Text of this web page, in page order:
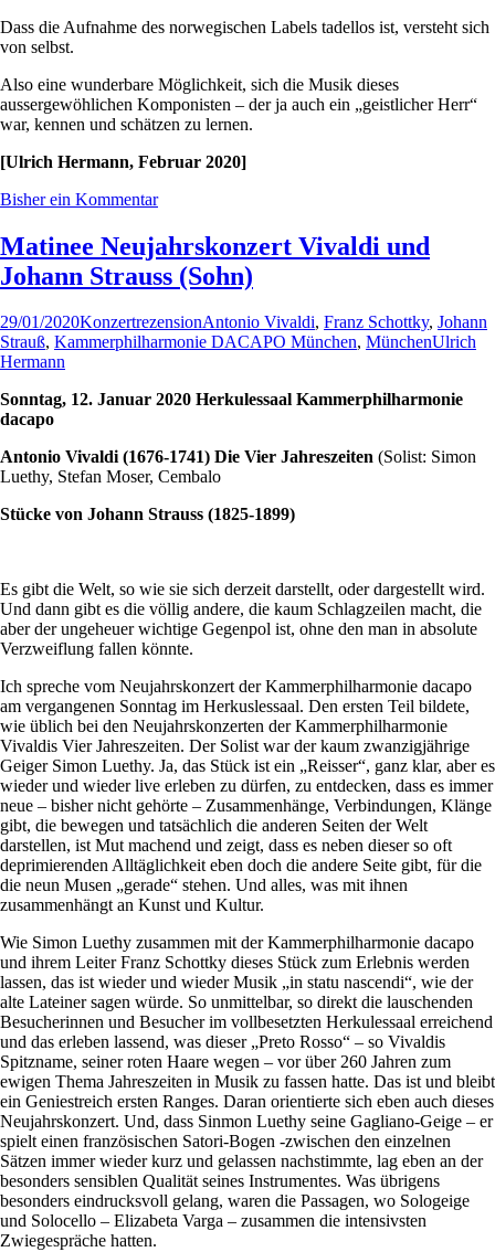
Dass die Aufnahme des norwegischen Labels tadellos ist, versteht sich
von selbst.
Also eine wunderbare Möglichkeit, sich die Musik dieses
aussergewöhlichen Komponisten – der ja auch ein „geistlicher Herr“
war, kennen und schätzen zu lernen.
[Ulrich Hermann, Februar 2020]
Bisher ein Kommentar
Matinee Neujahrskonzert Vivaldi und
Johann Strauss (Sohn)
29/01/2020KonzertrezensionAntonio Vivaldi, Franz Schottky, Johann
Strauß, Kammerphilharmonie DACAPO München, MünchenUlrich
Hermann
Sonntag, 12. Januar 2020 Herkulessaal Kammerphilharmonie
dacapo
Antonio Vivaldi (1676-1741) Die Vier Jahreszeiten (Solist: Simon
Luethy, Stefan Moser, Cembalo
Stücke von Johann Strauss (1825-1899)
Es gibt die Welt, so wie sie sich derzeit darstellt, oder dargestellt wird.
Und dann gibt es die völlig andere, die kaum Schlagzeilen macht, die
aber der ungeheuer wichtige Gegenpol ist, ohne den man in absolute
Verzweiflung fallen könnte.
Ich spreche vom Neujahrskonzert der Kammerphilharmonie dacapo
am vergangenen Sonntag im Herkuslessaal. Den ersten Teil bildete,
wie üblich bei den Neujahrskonzerten der Kammerphilharmonie
Vivaldis Vier Jahreszeiten. Der Solist war der kaum zwanzigjährige
Geiger Simon Luethy. Ja, das Stück ist ein „Reisser“, ganz klar, aber es
wieder und wieder live erleben zu dürfen, zu entdecken, dass es immer
neue – bisher nicht gehörte – Zusammenhänge, Verbindungen, Klänge
gibt, die bewegen und tatsächlich die anderen Seiten der Welt
darstellen, ist Mut machend und zeigt, dass es neben dieser so oft
deprimierenden Alltäglichkeit eben doch die andere Seite gibt, für die
die neun Musen „gerade“ stehen. Und alles, was mit ihnen
zusammenhängt an Kunst und Kultur.
Wie Simon Luethy zusammen mit der Kammerphilharmonie dacapo
und ihrem Leiter Franz Schottky dieses Stück zum Erlebnis werden
lassen, das ist wieder und wieder Musik „in statu nascendi“, wie der
alte Lateiner sagen würde. So unmittelbar, so direkt die lauschenden
Besucherinnen und Besucher im vollbesetzten Herkulessaal erreichend
und das erleben lassend, was dieser „Preto Rosso“ – so Vivaldis
Spitzname, seiner roten Haare wegen – vor über 260 Jahren zum
ewigen Thema Jahreszeiten in Musik zu fassen hatte. Das ist und bleibt
ein Geniestreich ersten Ranges. Daran orientierte sich eben auch dieses
Neujahrskonzert. Und, dass Sinmon Luethy seine Gagliano-Geige – er
spielt einen französischen Satori-Bogen -zwischen den einzelnen
Sätzen immer wieder kurz und gelassen nachstimmte, lag eben an der
besonders sensiblen Qualität seines Instrumentes. Was übrigens
besonders eindrucksvoll gelang, waren die Passagen, wo Sologeige
und Solocello – Elizabeta Varga – zusammen die intensivsten
Zwiegespräche hatten.